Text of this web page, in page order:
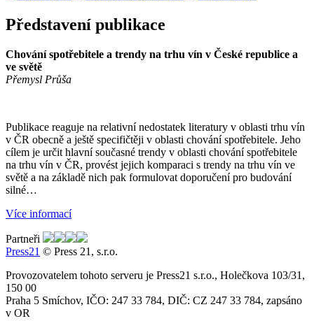
Představení publikace
Chování spotřebitele a trendy na trhu vín v České republice a
ve světě
Přemysl Průša
Publikace reaguje na relativní nedostatek literatury v oblasti trhu vín
v ČR obecně a ještě specifičtěji v oblasti chování spotřebitele. Jeho
cílem je určit hlavní současné trendy v oblasti chování spotřebitele
na trhu vín v ČR, provést jejich komparaci s trendy na trhu vín ve
světě a na základě nich pak formulovat doporučení pro budování
silné…
Více informací
Partneři
Press21 © Press 21, s.r.o.
Provozovatelem tohoto serveru je Press21 s.r.o., Holečkova 103/31,
150 00
Praha 5 Smíchov, IČO: 247 33 784, DIČ: CZ 247 33 784, zapsáno
v OR